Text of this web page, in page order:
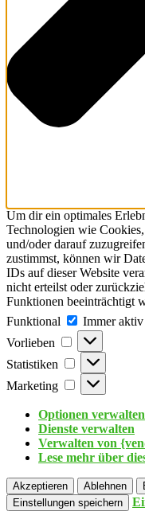
Um dir ein optimales
Technologien wie
und/oder darauf
zustimmst, können wir
IDs auf dieser Website
nicht erteilst oder
Funktionen beeinträchtigt
Funktional
Immer aktiv
Vorlieben
Statistiken
Marketing
Optionen verwalten
Dienste verwalten
Verwalten von
Lese mehr über
Akzeptieren Ablehnen
Einstellungen speichern